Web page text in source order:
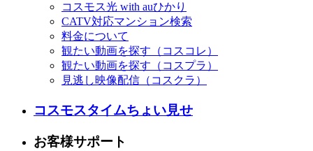
コスモス光 with auひかり
CATV対応マンション検索
料金について
観たい動画を探す（コスコレ）
観たい動画を探す（コスプラ）
見逃し映像配信（コスクラ）
コスモスタイムちょい見せ
お客様サポート